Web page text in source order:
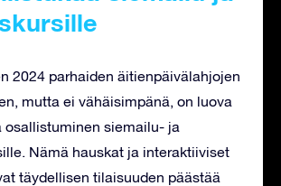
2024 parhaiden äitienpäivälahjojen
mutta ei vähäisimpänä, on luova
osallistuminen siemailu- ja
Nämä hauskat ja interaktiiviset
täydellisen tilaisuuden päästää